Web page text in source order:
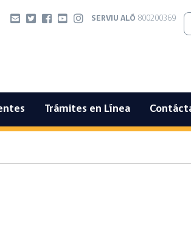
SERVIU ALÓ 800200369
Trámites en Línea